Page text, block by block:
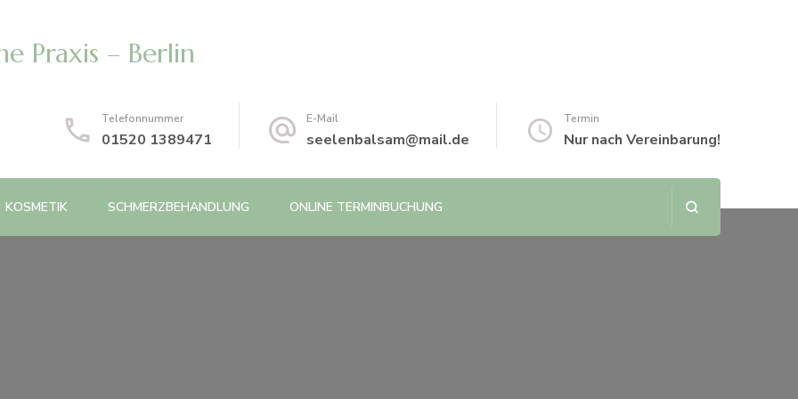
Praxis – Berlin
Telefonnummer
01520 1389471
E-Mail
seelenbalsam@mail.de
Termin
Nur nach Vereinbarung!
KOSMETIK SCHMERZBEHANDLUNG ONLINE TERMINBUCHUNG